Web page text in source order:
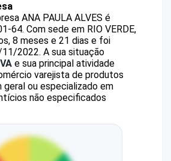
ANA PAULA ALVES é
64. Com sede em RIO VERDE,
8 meses e 21 dias e foi
11/2022. A sua situação
e sua principal atividade
varejista de produtos
ou especializado em
não especificados